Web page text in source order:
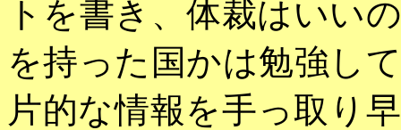
トを書き、体裁はいい
を持った国かは勉強し
片的な情報を手っ取り